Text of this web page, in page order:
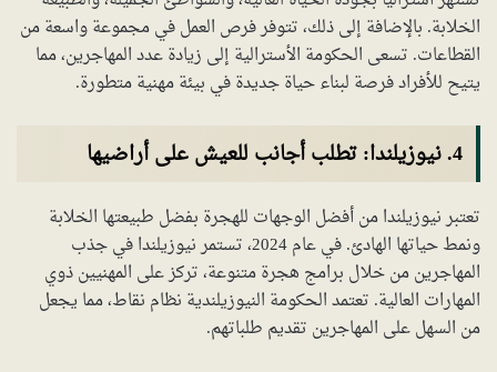
الخلابة. بالإضافة إلى ذلك، تتوفر فرص العمل في مجموعة واسعة من
القطاعات. تسعى الحكومة الأسترالية إلى زيادة عدد المهاجرين، مما
يتيح للأفراد فرصة لبناء حياة جديدة في بيئة مهنية متطورة.
4. نيوزيلندا: تطلب أجانب للعيش على أراضيها
تعتبر نيوزيلندا من أفضل الوجهات للهجرة بفضل طبيعتها الخلابة
ونمط حياتها الهادئ. في عام 2024، تستمر نيوزيلندا في جذب
المهاجرين من خلال برامج هجرة متنوعة، تركز على المهنيين ذوي
المهارات العالية. تعتمد الحكومة النيوزيلندية نظام نقاط، مما يجعل
من السهل على المهاجرين تقديم طلباتهم.